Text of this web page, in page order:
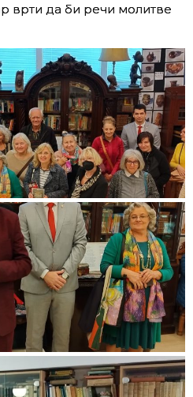
врти да би речи молитве